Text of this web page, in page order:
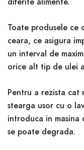
Toate produsele ce
ceara, ce asigura
un interval de
orice alt tip de ulei
Pentru a rezista cat
stearga usor cu o
introduca in masina
se poate degrada.